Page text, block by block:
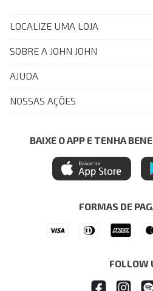
LOCALIZE UMA LOJA
SOBRE A JOHN JOHN
Quem Somos
John John Club
Painel de Privacidade
Central de Preferências
Ética e Sustentabilidade
AJUDA
FAQ
Regulamentos
Seja um Revendedor
NOSSAS AÇÕES
Azul Fidelidade
Mastercard
Itau Personnalite
BAIXE O APP E TENHA
FORMAS DE
FOLLOW